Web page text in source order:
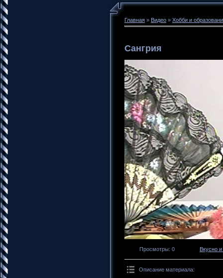
Главная » Видео » Хобби и
Сангрия
Просмотры: 0 Вкусно
Описание материала: